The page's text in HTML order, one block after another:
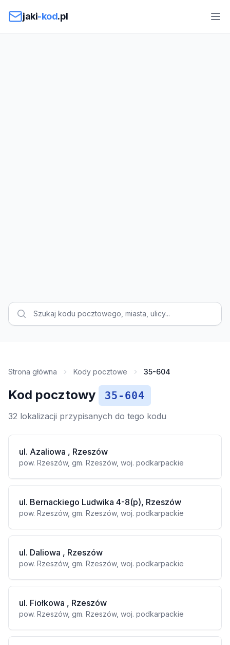
jaki-kod.pl
Strona główna Kody pocztowe 35-604
Kod pocztowy 35-604
32 lokalizacji przypisanych do tego kodu
ul. Azaliowa , Rzeszów
pow. Rzeszów, gm. Rzeszów, woj. podkarpackie
ul. Bernackiego Ludwika 4-8(p), Rzeszów
pow. Rzeszów, gm. Rzeszów, woj. podkarpackie
ul. Daliowa , Rzeszów
pow. Rzeszów, gm. Rzeszów, woj. podkarpackie
ul. Fiołkowa , Rzeszów
pow. Rzeszów, gm. Rzeszów, woj. podkarpackie